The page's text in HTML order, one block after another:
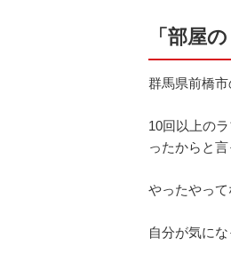
「部屋
群馬県前橋
10回以上の
ったからと
やったやって
自分が気に